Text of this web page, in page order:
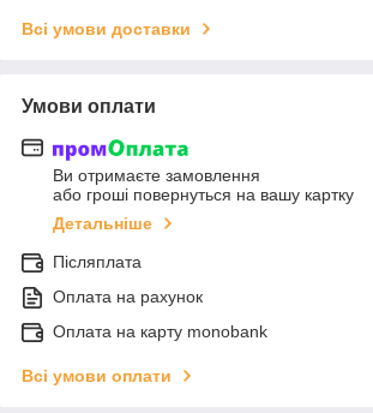
Всі умови доставки
Умови оплати
Ви отримаєте замовлення
або гроші повернуться на вашу картку
Детальніше
Післяплата
Оплата на рахунок
Оплата на карту monobank
Всі умови оплати